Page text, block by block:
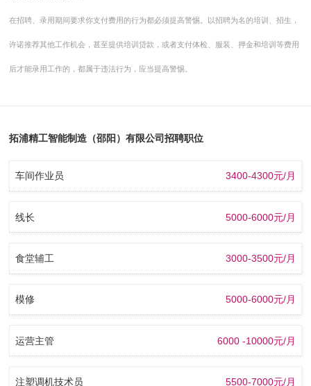
在招聘、录用期间要求你支付费用的行为都必须提高警惕。以招聘为名的培训、招生，
许诺推荐其他工作机会，甚至提供培训贷款，或者支付体检、服装、押金和培训等费用
后才能录用工作的，都属于违法行为，应当提高警惕。
拓浦精工智能制造（邵阳）有限公司招聘职位
车间作业员 3400-4300元/月
线长 5000-6000元/月
食堂辅工 3000-3500元/月
模修 5000-6000元/月
运营主管 6000 -10000元/月
注塑调机技术员 5500-7000元/月